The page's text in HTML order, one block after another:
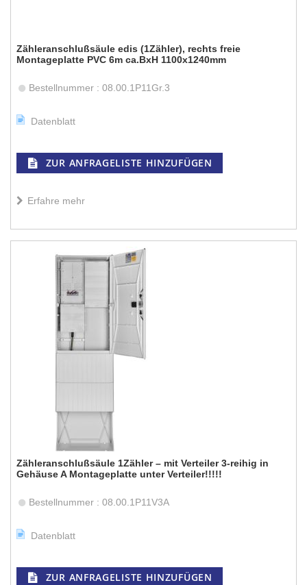
Zähleranschlußsäule edis (1Zähler), rechts freie
Montageplatte PVC 6m ca.BxH 1100x1240mm
Bestellnummer : 08.00.1P11Gr.3
Datenblatt
ZUR ANFRAGELISTE HINZUFÜGEN
Erfahre mehr
Zähleranschlußsäule 1Zähler – mit Verteiler 3-reihig in
Gehäuse A Montageplatte unter Verteiler!!!!!
Bestellnummer : 08.00.1P11V3A
Datenblatt
ZUR ANFRAGELISTE HINZUFÜGEN